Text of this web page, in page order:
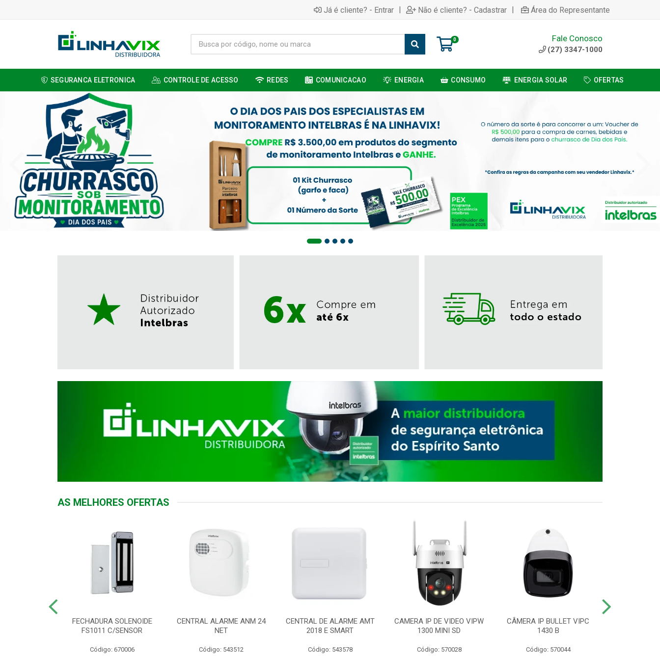
Já é cliente? - Entrar | Não é cliente? - Cadastrar | Área do Representante
0 Fale Conosco
(27) 3347-1000
SEGURANCA ELETRONICA CONTROLE DE ACESSO REDES COMUNICACAO ENERGIA CONSUMO ENERGIA SOLAR OFERTAS
AS MELHORES OFERTAS
FECHADURA SOLENOIDE
FS1011 C/SENSOR
Código: 670006
CENTRAL ALARME ANM 24
NET
Código: 543512
CENTRAL DE ALARME AMT
2018 E SMART
Código: 543578
CAMERA IP DE VIDEO VIPW
1300 MINI SD
Código: 570028
CÂMERA IP BULLET VIPC
1430 B
Código: 570044